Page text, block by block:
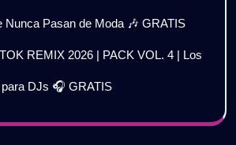
Nunca Pasan de Moda 🎶 GRATIS
REMIX 2026 | PACK VOL. 4 | Los
DJs 🎧 GRATIS